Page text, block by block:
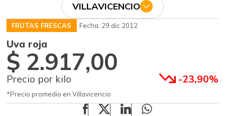
VILLAVICENCIO
FRUTAS FRESCAS Fecha: 29 dic 2012
Uva roja
$ 2.917,00
Precio por kilo -23,90%
*Precio promedio en Villavicencio